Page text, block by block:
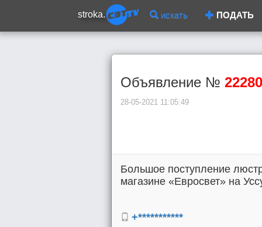
stroka. искать ПОДАТЬ
Объявление № 22280
28-05-2021 11:05:49
Большое поступление
магазине «Евросвет» на
+***********